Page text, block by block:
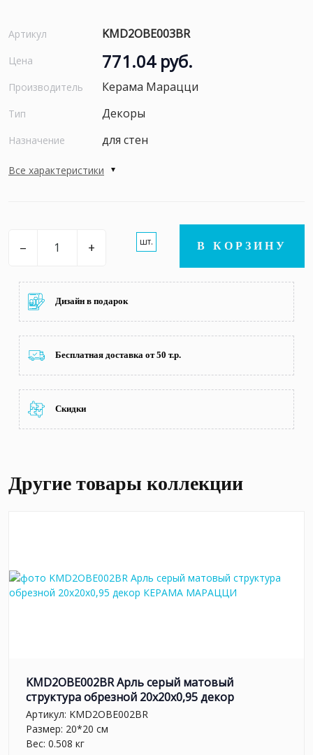
Артикул KMD2OBE003BR
Цена 771.04 руб.
Производитель Керама Марацци
Тип Декоры
Назначение для стен
Все характеристики
– + шт. В КОРЗИНУ
Дизайн в подарок
Бесплатная доставка от 50 т.р.
Скидки
Другие товары коллекции
KMD2OBE002BR Арль серый матовый
структура обрезной 20x20x0,95 декор
Артикул: KMD2OBE002BR
Размер: 20*20 см
Вес: 0.508 кг